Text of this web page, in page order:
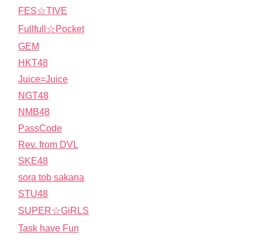
FES☆TIVE
Fullfull☆Pocket
GEM
HKT48
Juice=Juice
NGT48
NMB48
PassCode
Rev. from DVL
SKE48
sora tob sakana
STU48
SUPER☆GiRLS
Task have Fun